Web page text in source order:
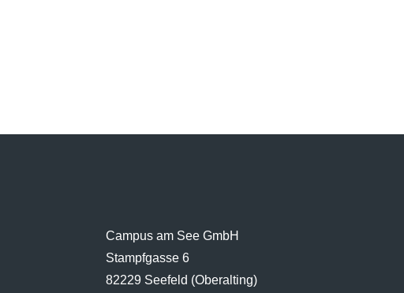
Campus am See GmbH
Stampfgasse 6
82229 Seefeld (Oberalting)